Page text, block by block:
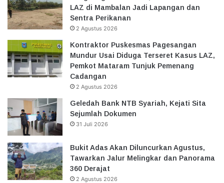
LAZ di Mambalan Jadi Lapangan dan
Sentra Perikanan
2 Agustus 2026
Kontraktor Puskesmas Pagesangan
Mundur Usai Diduga Terseret Kasus LAZ,
Pemkot Mataram Tunjuk Pemenang
Cadangan
2 Agustus 2026
Geledah Bank NTB Syariah, Kejati Sita
Sejumlah Dokumen
31 Juli 2026
Bukit Adas Akan Diluncurkan Agustus,
Tawarkan Jalur Melingkar dan Panorama
360 Derajat
2 Agustus 2026